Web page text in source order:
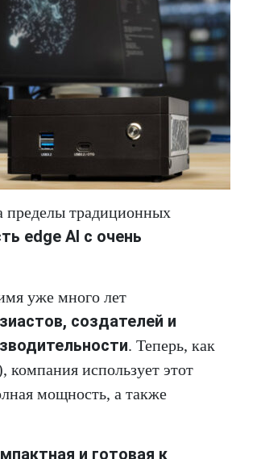
пределы традиционных
edge AI с очень
уже много лет
создателей и
. Теперь, как
компания использует этот
мощность, а также
и готовая к